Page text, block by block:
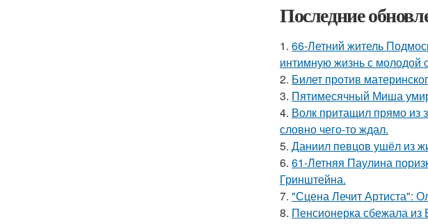
Последние
1. 66-Летний житель
интимную жизнь с молодой
2. Билет против
3. Пятимесячный Миша
4. Волк притащил прямо из
словно чего-то ждал.
5. Даниил певцов ушёл из
6. 61-Летняя Паулина
Гринштейна.
7. "Сцена Лечит Артиста":
8. Пенсионерка сбежала из